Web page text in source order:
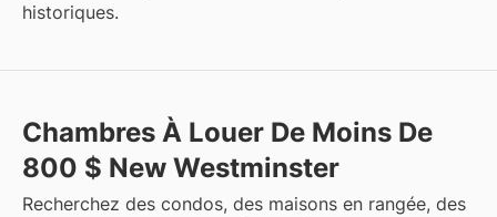
historiques.
Chambres À Louer De Moins De
800 $ New Westminster
Recherchez des condos, des maisons en rangée, des